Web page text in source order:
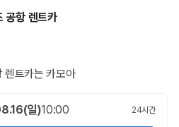
공항 렌트카
렌트카는 카모아
일)10:00 24시간